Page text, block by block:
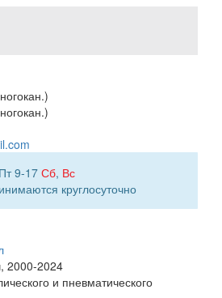
9-17 Сб, Вс
круглосуточно
2024
и пневматического